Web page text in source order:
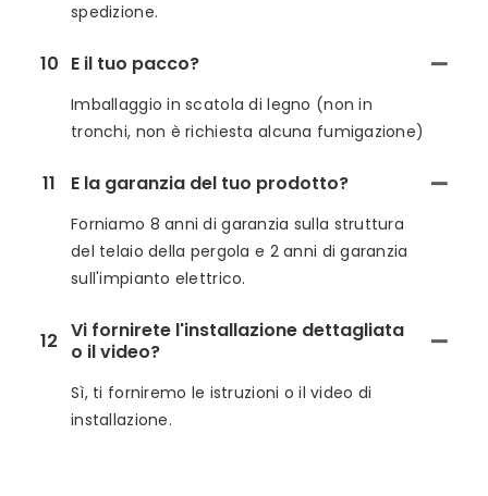
spedizione.
10 E il tuo pacco?
Imballaggio in scatola di legno (non in
tronchi, non è richiesta alcuna fumigazione)
11 E la garanzia del tuo prodotto?
Forniamo 8 anni di garanzia sulla struttura
del telaio della pergola e 2 anni di garanzia
sull'impianto elettrico.
12 Vi fornirete l'installazione dettagliata
o il video?
Sì, ti forniremo le istruzioni o il video di
installazione.